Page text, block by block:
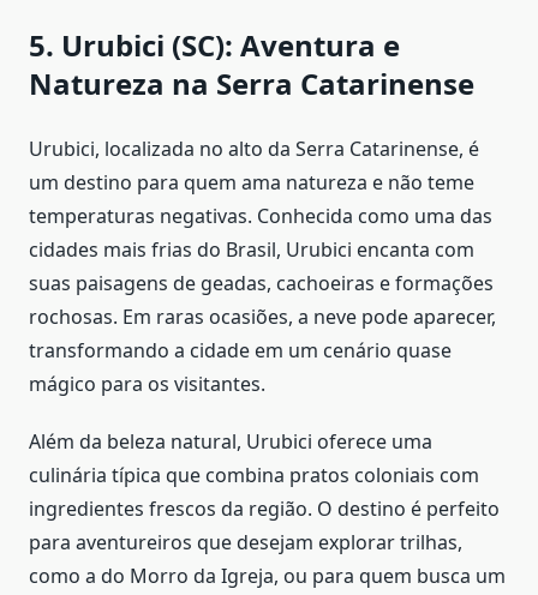
5. Urubici (SC): Aventura e
Natureza na Serra Catarinense
Urubici, localizada no alto da Serra Catarinense, é
um destino para quem ama natureza e não teme
temperaturas negativas. Conhecida como uma das
cidades mais frias do Brasil, Urubici encanta com
suas paisagens de geadas, cachoeiras e formações
rochosas. Em raras ocasiões, a neve pode aparecer,
transformando a cidade em um cenário quase
mágico para os visitantes.
Além da beleza natural, Urubici oferece uma
culinária típica que combina pratos coloniais com
ingredientes frescos da região. O destino é perfeito
para aventureiros que desejam explorar trilhas,
como a do Morro da Igreja, ou para quem busca um